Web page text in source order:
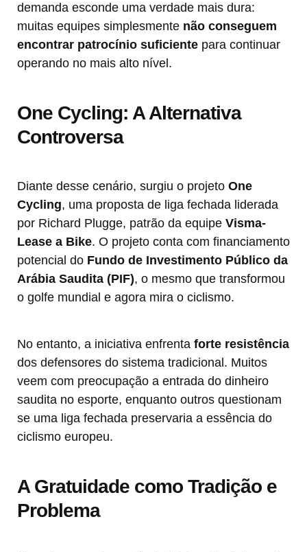
demanda esconde uma verdade mais dura:
muitas equipes simplesmente não conseguem
encontrar patrocínio suficiente para continuar
operando no mais alto nível.
One Cycling: A Alternativa
Controversa
Diante desse cenário, surgiu o projeto One
Cycling, uma proposta de liga fechada liderada
por Richard Plugge, patrão da equipe Visma-
Lease a Bike. O projeto conta com financiamento
potencial do Fundo de Investimento Público da
Arábia Saudita (PIF), o mesmo que transformou
o golfe mundial e agora mira o ciclismo.
No entanto, a iniciativa enfrenta forte resistência
dos defensores do sistema tradicional. Muitos
veem com preocupação a entrada do dinheiro
saudita no esporte, enquanto outros questionam
se uma liga fechada preservaria a essência do
ciclismo europeu.
A Gratuidade como Tradição e
Problema